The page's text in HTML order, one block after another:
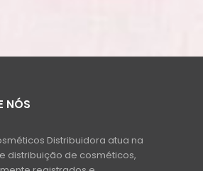
NÓS
Distribuidora atua na
distribuição de cosméticos,